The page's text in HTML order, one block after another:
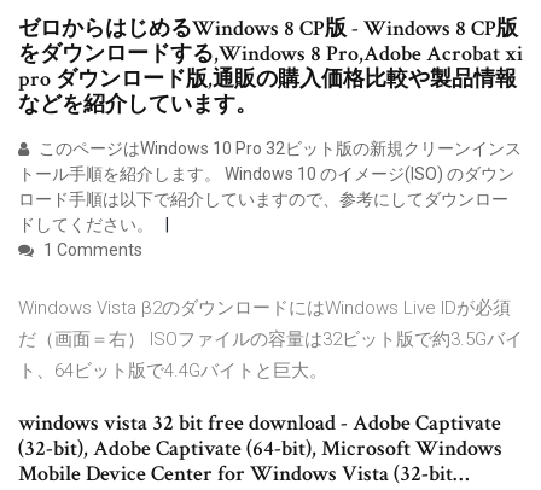
ゼロからはじめるWindows 8 CP版 - Windows 8 CP版
をダウンロードする,Windows 8 Pro,Adobe Acrobat xi
pro ダウンロード版,通販の購入価格比較や製品情報
などを紹介しています。
このページはWindows 10 Pro 32ビット版の新規クリーンインス
トール手順を紹介します。 Windows 10 のイメージ(ISO) のダウン
ロード手順は以下で紹介していますので、参考にしてダウンロー
ドしてください。
1 Comments
Windows Vista β2のダウンロードにはWindows Live IDが必須
だ（画面＝右） ISOファイルの容量は32ビット版で約3.5Gバイ
ト、64ビット版で4.4Gバイトと巨大。
windows vista 32 bit free download - Adobe Captivate
(32-bit), Adobe Captivate (64-bit), Microsoft Windows
Mobile Device Center for Windows Vista (32-bit…